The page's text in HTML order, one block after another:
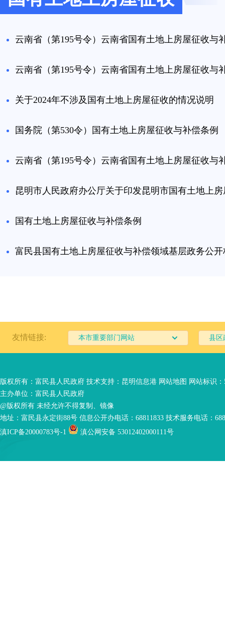
云南省（第195号令）云南省国有土地上房屋征收与
云南省（第195号令）云南省国有土地上房屋征收与
关于2024年不涉及国有土地上房屋征收的情况说明
国务院（第530令）国有土地上房屋征收与补偿条例
云南省（第195号令）云南省国有土地上房屋征收与
昆明市人民政府办公厅关于印发昆明市国有土地上
国有土地上房屋征收与补偿条例
富民县国有土地上房屋征收与补偿领域基层政务公
友情链接: 本市重要部门网站 县区
版权所有：富民县人民政府 技术支持： 昆明信息港 网站地图 网站标识：
主办单位：富民县人民政府
@版权所有 未经允许不得复制、镜像
地址：富民县永定街88号 信息公开办电话：68811833 技术服务电话：
滇ICP备20000783号-1
滇公网安备 53012402000111号